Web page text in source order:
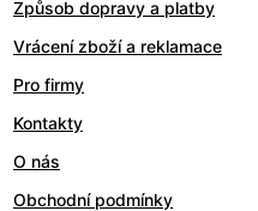
Způsob dopravy a platby
Vrácení zboží a reklamace
Pro firmy
Kontakty
O nás
Obchodní podmínky